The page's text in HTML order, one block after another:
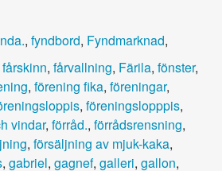
, fyndbord, Fyndmarknad,
fårskinn, fårvallning, Färila, fönster,
, förening fika, föreningar,
, föreningslopppis,
vindar, förråd., förrådsrensning,
, försäljning av mjuk-kaka,
, gabriel, gagnef, galleri, gallon,